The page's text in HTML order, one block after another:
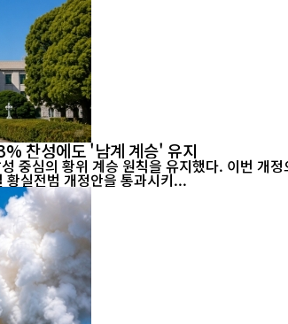
찬성에도 '남계 계승' 유지
중심의 황위 계승 원칙을 유지했다. 이번
17일 황실전범 개정안을 통과시키...